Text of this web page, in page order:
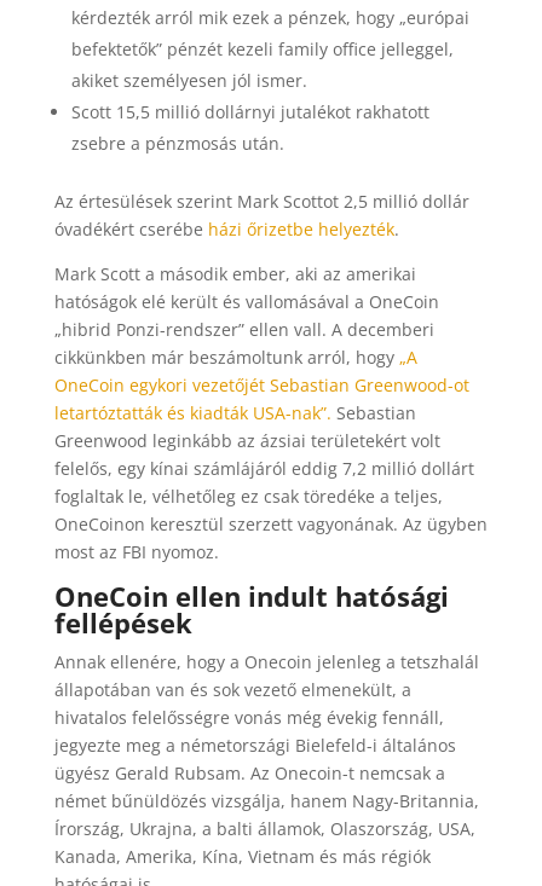
kérdezték arról mik ezek a pénzek, hogy „európai
befektetők” pénzét kezeli family office jelleggel,
akiket személyesen jól ismer.
Scott 15,5 millió dollárnyi jutalékot rakhatott
zsebre a pénzmosás után.
Az értesülések szerint Mark Scottot 2,5 millió dollár
óvadékért cserébe házi őrizetbe helyezték.
Mark Scott a második ember, aki az amerikai
hatóságok elé került és vallomásával a OneCoin
„hibrid Ponzi-rendszer” ellen vall. A decemberi
cikkünkben már beszámoltunk arról, hogy „A
OneCoin egykori vezetőjét Sebastian Greenwood-ot
letartóztatták és kiadták USA-nak”. Sebastian
Greenwood leginkább az ázsiai területekért volt
felelős, egy kínai számlájáról eddig 7,2 millió dollárt
foglaltak le, vélhetőleg ez csak töredéke a teljes,
OneCoinon keresztül szerzett vagyonának. Az ügyben
most az FBI nyomoz.
OneCoin ellen indult hatósági
fellépések
Annak ellenére, hogy a Onecoin jelenleg a tetszhalál
állapotában van és sok vezető elmenekült, a
hivatalos felelősségre vonás még évekig fennáll,
jegyezte meg a németországi Bielefeld-i általános
ügyész Gerald Rubsam. Az Onecoin-t nemcsak a
német bűnüldözés vizsgálja, hanem Nagy-Britannia,
Írország, Ukrajna, a balti államok, Olaszország, USA,
Kanada, Amerika, Kína, Vietnam és más régiók